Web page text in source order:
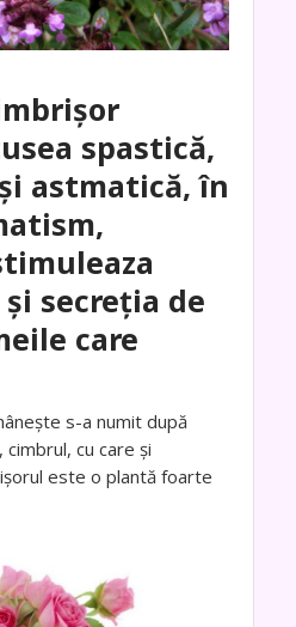
spastică,
astmatică, în
secreţia de
care
s-a numit după
cu care şi
este o plantă foarte